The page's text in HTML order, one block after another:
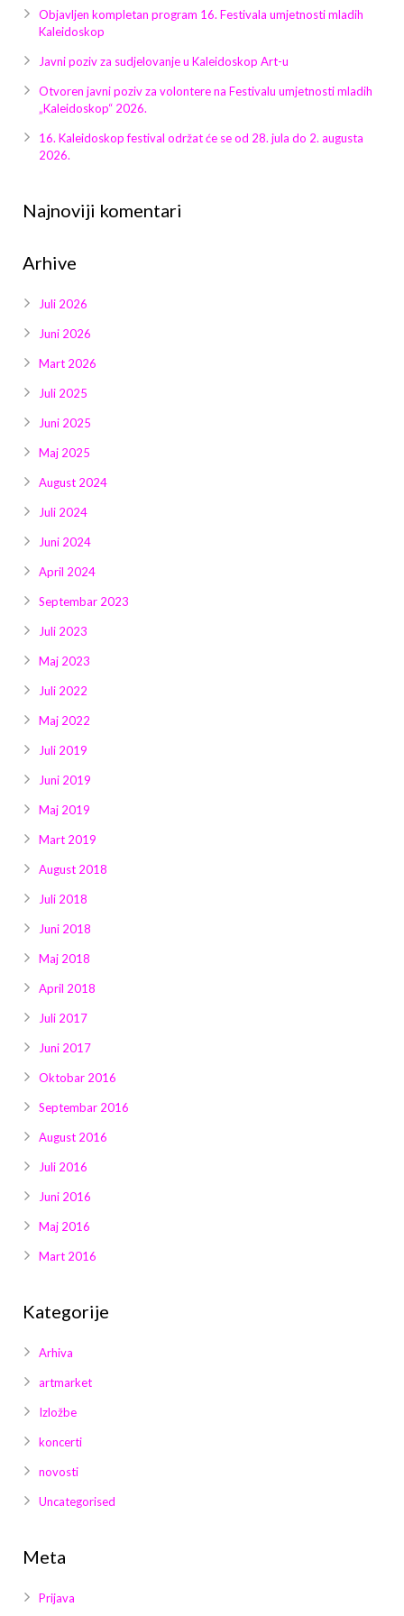
Galerija 2023
Objavljen kompletan program 16. Festivala umjetnosti mladih
Kaleidoskop
Javni poziv za sudjelovanje u Kaleidoskop Art-u
Otvoren javni poziv za volontere na Festivalu umjetnosti mladih
„Kaleidoskop“ 2026.
16. Kaleidoskop festival održat će se od 28. jula do 2. augusta
2026.
Najnoviji komentari
Arhive
Juli 2026
Juni 2026
Mart 2026
Juli 2025
Juni 2025
Maj 2025
August 2024
Juli 2024
Juni 2024
April 2024
Septembar 2023
Juli 2023
Maj 2023
Juli 2022
Maj 2022
Juli 2019
Juni 2019
Maj 2019
Mart 2019
August 2018
Juli 2018
Juni 2018
Maj 2018
April 2018
Juli 2017
Juni 2017
Oktobar 2016
Septembar 2016
August 2016
Juli 2016
Juni 2016
Maj 2016
Mart 2016
Kategorije
Arhiva
artmarket
Izložbe
koncerti
novosti
Uncategorised
Meta
Prijava